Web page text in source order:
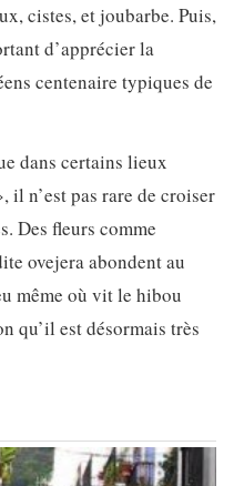
cistes, et joubarbe. Puis,
d’apprécier la
centenaire typiques de
dans certains lieux
il n’est pas rare de croiser
Des fleurs comme
ovejera abondent au
même où vit le hibou
qu’il est désormais très